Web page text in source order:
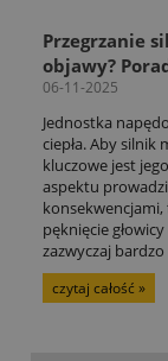
Przegrzanie
objawy?
06-11-2025
Jednostka
ciepła. Aby silnik
kluczowe jest
aspektu
konsekwencjami,
pęknięcie
zazwyczaj
czytaj całość »